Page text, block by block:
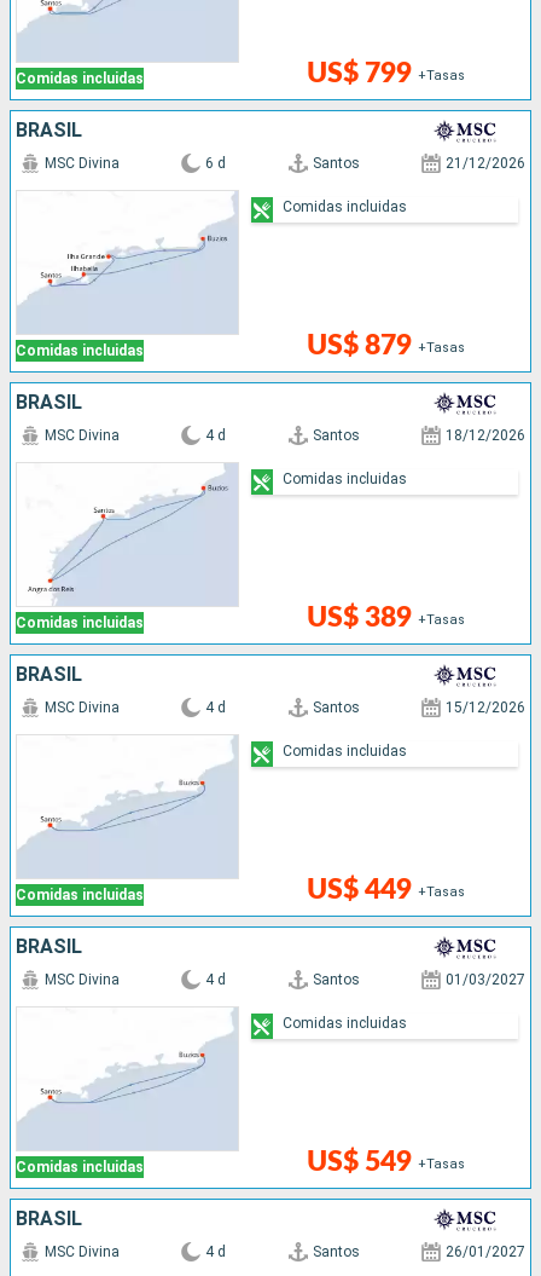
Comidas incluidas US$ 799 +Tasas
BRASIL
Comidas incluidas
MSC Divina 6 d Santos 21/12/2026
US$ 879 +Tasas
Comidas incluidas
BRASIL
Comidas incluidas
MSC Divina 4 d Santos 18/12/2026
US$ 389 +Tasas
Comidas incluidas
BRASIL
Comidas incluidas
MSC Divina 4 d Santos 15/12/2026
US$ 449 +Tasas
Comidas incluidas
BRASIL
Comidas incluidas
MSC Divina 4 d Santos 01/03/2027
US$ 549 +Tasas
Comidas incluidas
BRASIL
MSC Divina 4 d Santos 26/01/2027